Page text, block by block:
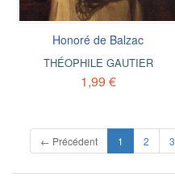
Honoré de Balzac
THÉOPHILE GAUTIER
1,99 €
← Précédent 1 (current)
2 3